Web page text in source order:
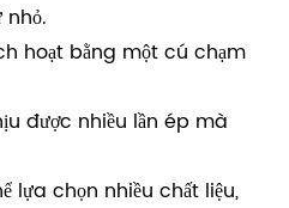
hoạt bằng một cú chạm
được nhiều lần ép mà
lựa chọn nhiều chất liệu,